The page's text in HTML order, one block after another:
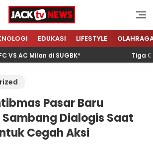
Jacktvnews.com
Referensi Terpercaya
EDUKASI LIFESTYLE
Milan di SUGBK* Tiga
Pasar Baru
Dialogis Saat
Cegah Aksi